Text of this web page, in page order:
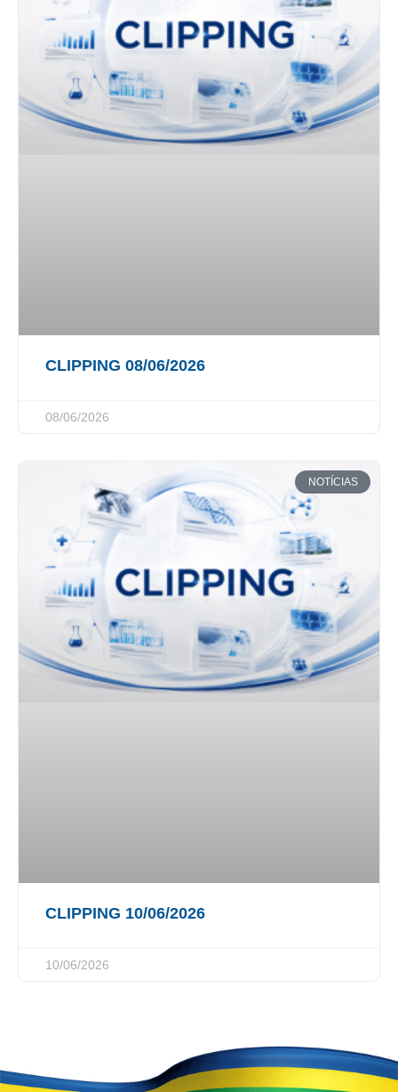
CLIPPING 08/06/2026
08/06/2026
NOTÍCIAS
CLIPPING 10/06/2026
10/06/2026